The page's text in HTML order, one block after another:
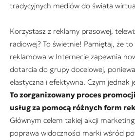
tradycyjnych mediów do świata
Korzystasz z reklamy prasowej,
radiowej? To świetnie! Pamiętaj, że
reklamowa w Internecie zapewnia
dotarcia do grupy docelowej,
elastyczna i efektywna. Czym jednak
To zorganizowany proces
usług za pomocą różnych form
Głównym celem takiej akcji
poprawa widoczności marki wśród